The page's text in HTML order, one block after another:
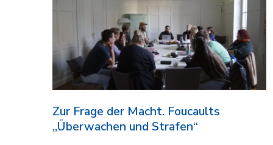
Zur Frage der Macht. Foucaults
„Überwachen und Strafen“